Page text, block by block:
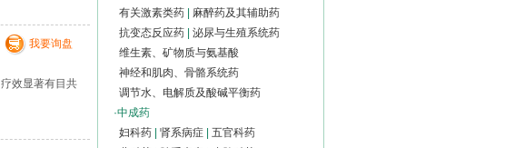
我要询盘
效显著有目共
有关激素类药 | 麻醉药及其辅助药
抗变态反应药 | 泌尿与生殖系统药
维生素、矿物质与氨基酸
神经和肌肉、骨骼系统药
调节水、电解质及酸碱平衡药
·中成药
妇科药 | 肾系病症 | 五官科药